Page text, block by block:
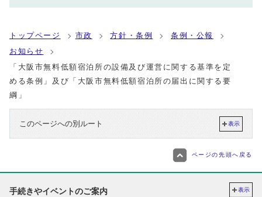
トップページ 市政 方針・条例
条例・公報
お知らせ
「大阪市無料低額宿泊所の設備及び運営に関する基準を定
める条例」及び「大阪市無料低額宿泊所の届出に関する要
綱」
このページへの別ルート 表示
ページの先頭へ戻る
手続きやイベントのご案内 表示